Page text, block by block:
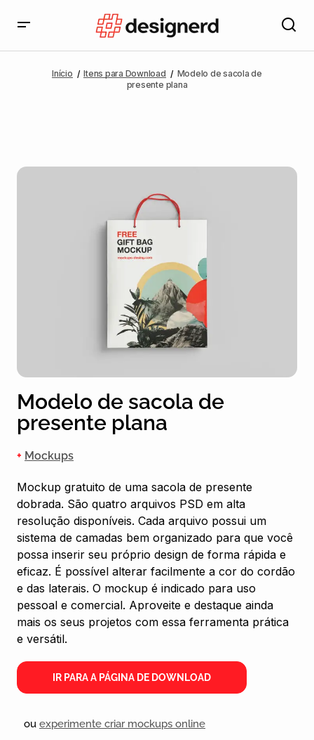
Início Itens para Download
Modelo de sacola de
presente plana
Modelo de sacola de
presente plana
+ Mockups
Mockup gratuito de uma sacola de presente
dobrada. São quatro arquivos PSD em alta
resolução disponíveis. Cada arquivo possui um
sistema de camadas bem organizado para que você
possa inserir seu próprio design de forma rápida e
eficaz. É possível alterar facilmente a cor do cordão
e das laterais. O mockup é indicado para uso
pessoal e comercial. Aproveite e destaque ainda
mais os seus projetos com essa ferramenta prática
e versátil.
IR PARA A PÁGINA DE DOWNLOAD
ou experimente criar mockups online